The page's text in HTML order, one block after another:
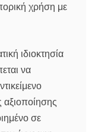
χρήση με
ιδιοκτησία
να
σε